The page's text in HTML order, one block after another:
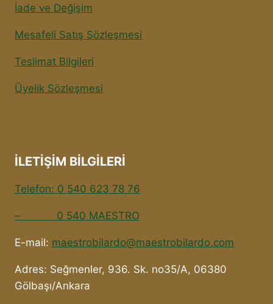
İade ve Değişim
Mesafeli Satış Sözleşmesi
Teslimat Bilgileri
Üyelik Sözleşmesi
İLETİŞİM BİLGİLERİ
Telefon: 0 540 623 78 76
– 0 540 MAESTRO
E-mail: maestrobilardo@maestrobilardo.com
Adres: Seğmenler, 936. Sk. no35/A, 06380
Gölbaşı/Ankara